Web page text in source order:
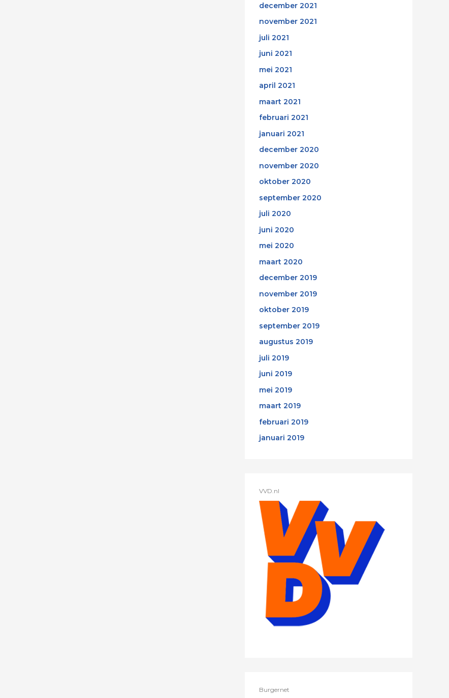
december 2021
november 2021
juli 2021
juni 2021
mei 2021
april 2021
maart 2021
februari 2021
januari 2021
december 2020
november 2020
oktober 2020
september 2020
juli 2020
juni 2020
mei 2020
maart 2020
december 2019
november 2019
oktober 2019
september 2019
augustus 2019
juli 2019
juni 2019
mei 2019
maart 2019
februari 2019
januari 2019
VVD.nl
Burgernet